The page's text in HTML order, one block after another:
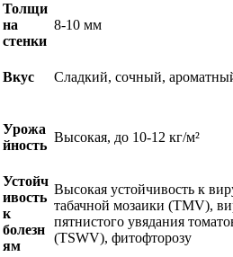
Толщи
на
стенки
8-10 мм
Вкус Сладкий, сочный,
Урожа
йность
Высокая, до 10-12 кг/м²
Устойч
ивость
к
болезн
ям
Высокая устойчивость к
табачной мозаики (TMV),
пятнистого увядания
(TSWV), фитофторозу